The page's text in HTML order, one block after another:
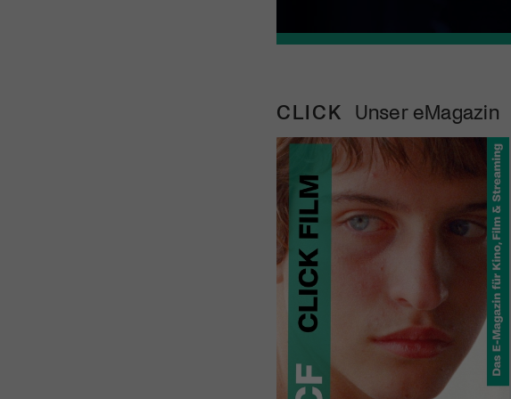
CLICK Unser eMagazin